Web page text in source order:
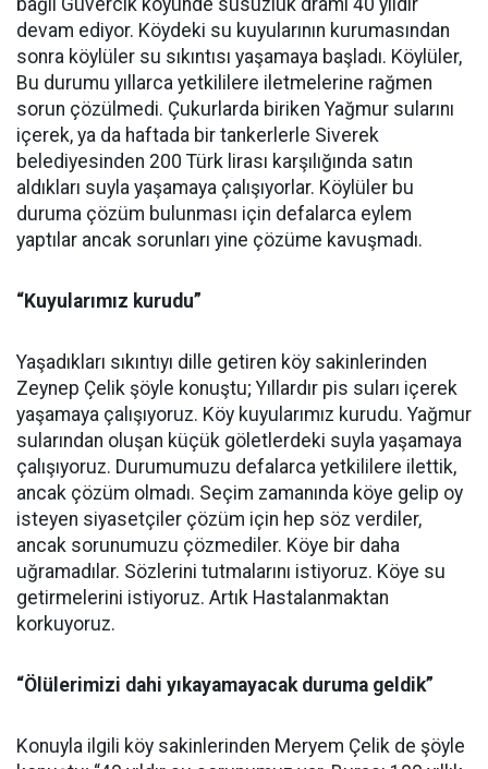
bağlı Güvercik köyünde susuzluk dramı 40 yıldır
devam ediyor. Köydeki su kuyularının kurumasından
sonra köylüler su sıkıntısı yaşamaya başladı. Köylüler,
Bu durumu yıllarca yetkililere iletmelerine rağmen
sorun çözülmedi. Çukurlarda biriken Yağmur sularını
içerek, ya da haftada bir tankerlerle Siverek
belediyesinden 200 Türk lirası karşılığında satın
aldıkları suyla yaşamaya çalışıyorlar. Köylüler bu
duruma çözüm bulunması için defalarca eylem
yaptılar ancak sorunları yine çözüme kavuşmadı.
“Kuyularımız kurudu”
Yaşadıkları sıkıntıyı dille getiren köy sakinlerinden
Zeynep Çelik şöyle konuştu; Yıllardır pis suları içerek
yaşamaya çalışıyoruz. Köy kuyularımız kurudu. Yağmur
sularından oluşan küçük göletlerdeki suyla yaşamaya
çalışıyoruz. Durumumuzu defalarca yetkililere ilettik,
ancak çözüm olmadı. Seçim zamanında köye gelip oy
isteyen siyasetçiler çözüm için hep söz verdiler,
ancak sorunumuzu çözmediler. Köye bir daha
uğramadılar. Sözlerini tutmalarını istiyoruz. Köye su
getirmelerini istiyoruz. Artık Hastalanmaktan
korkuyoruz.
“Ölülerimizi dahi yıkayamayacak duruma geldik”
Konuyla ilgili köy sakinlerinden Meryem Çelik de şöyle